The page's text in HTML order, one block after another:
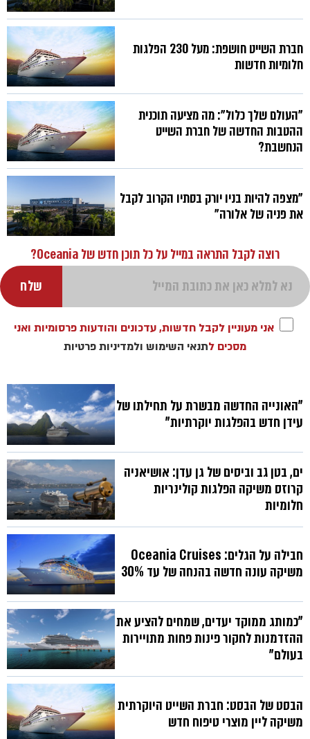
חברת השייט חושפת: מעל 230 הפלגות
חלומיות חדשות
"העולם שלך כלול": מה מציעה תוכנית
ההטבות החדשה של חברת השייט
הנחשבת?
"מצפה להיות בניו יורק בסתיו הקרוב לקבל
את פניה של אלורה"
רוצה לקבל התראה במייל על כל תוכן חדש של Oceania?
אני מעוניין לקבל חדשות, עדכונים והודעות פרסומיות ואני
מסכים לתנאי השימוש ולמדיניות פרטיות
"האונייה החדשה מבשרת על תחילתו של
עידן חדש בהפלגות יוקרתיות"
ים, בטן גב וביסים של גן עדן: אושיאניה
קרוזס משיקה הפלגות קולינריות
חלומיות
חבילה על הגלים: Oceania Cruises
משיקה עונה חדשה בהנחה של עד 30%
"כמותג ממוקד יעדים, שמחים להציע את
ההזדמנות לחקור פינות פחות מתויירות
בעולם"
הבסט של הבסט: חברת השייט היוקרתית
משיקה ליין מוצרי טיפוח חדש